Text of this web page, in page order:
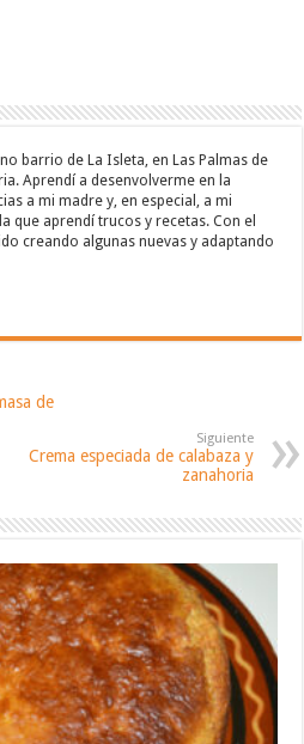
barrio de La Isleta, en Las Palmas de
Aprendí a desenvolverme en la
a mi madre y, en especial, a mi
que aprendí trucos y recetas. Con el
creando algunas nuevas y adaptando
de
Siguiente
Crema especiada de calabaza y
zanahoria